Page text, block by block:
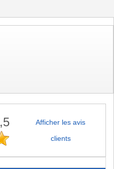
Afficher les avis
clients